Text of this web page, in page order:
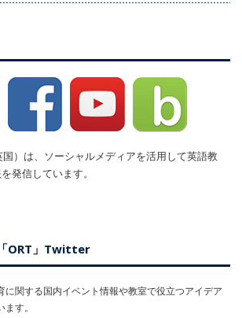
国）は、ソーシャルメディアを活用して英語教
発信しています。
「ORT」Twitter
に関する国内イベント情報や教室で役立つアイデア
す。